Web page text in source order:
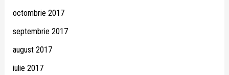
octombrie 2017
septembrie 2017
august 2017
iulie 2017